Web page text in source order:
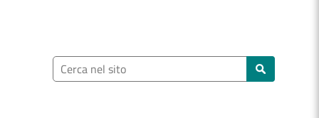
Ricerca nel sito